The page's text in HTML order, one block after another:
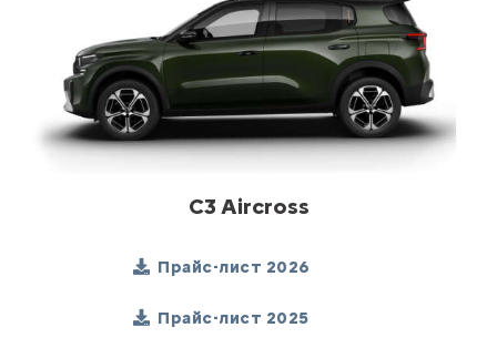
C3 Aircross
Прайс-лист 2026
Прайс-лист 2025